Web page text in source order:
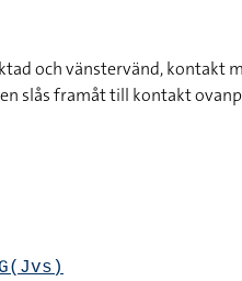
och vänstervänd, kontakt
slås framåt till kontakt